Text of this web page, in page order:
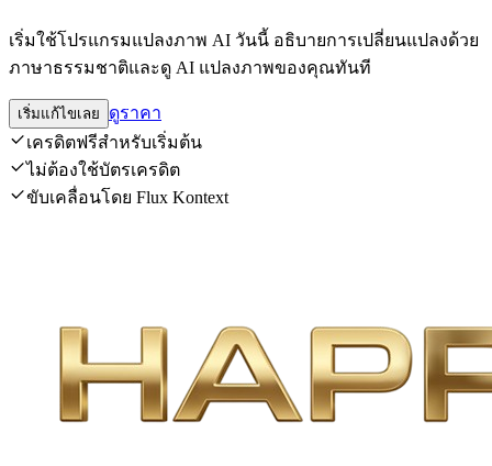
เริ่มใช้โปรแกรมแปลงภาพ AI วันนี้ อธิบายการเปลี่ยนแปลงด้วย
ภาษาธรรมชาติและดู AI แปลงภาพของคุณทันที
เริ่มแก้ไขเลย
ดูราคา
เครดิตฟรีสำหรับเริ่มต้น
ไม่ต้องใช้บัตรเครดิต
ขับเคลื่อนโดย Flux Kontext